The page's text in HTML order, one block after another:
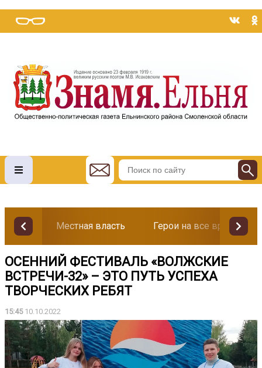
Местная власть Герои на все времена
ОСЕННИЙ ФЕСТИВАЛЬ «ВОЛЖСКИЕ
ВСТРЕЧИ-32» – ЭТО ПУТЬ УСПЕХА
ТВОРЧЕСКИХ РЕБЯТ
15:4510.10.2022